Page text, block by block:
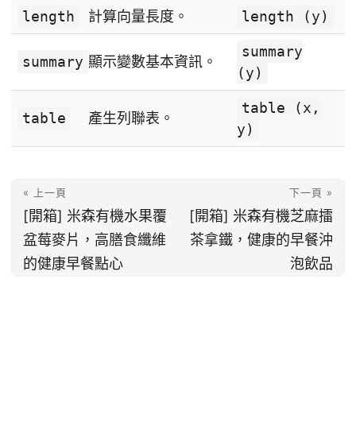
length 計算向量長度。 length (y)
summary 顯示變數基本資訊。
summary
(y)
table 產生列聯表。
table (x,
y)
« 上一頁
[開箱] 米森有機水果覆
盆莓麥片，高膳食纖維
的健康早餐點心
下一頁 »
[開箱] 米森有機芝麻擂
茶拿鐵，健康的早餐沖
泡飲品